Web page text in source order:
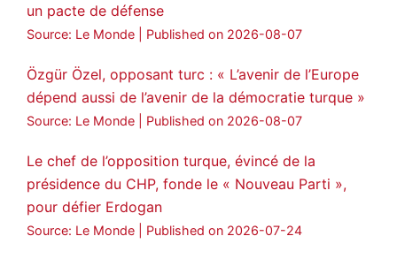
Amitiés kurdes de Bretagne a retweeté
MedyaNews @medyanews_ · 24 Jan 2025
🔴DEM Party Imrali delegation made a
statement on Abdullah Öcalan meeting
#AbdullahÖcalan #PeaceProcess
🔗https://medyanews.rs/h4lwBwQ
3
un pacte de défense
Source: Le Monde Published on 2026-08-07
Özgür Özel, opposant turc : « L’avenir de l’Europe
dépend aussi de l’avenir de la démocratie turque »
Source: Le Monde Published on 2026-08-07
Le chef de l’opposition turque, évincé de la
présidence du CHP, fonde le « Nouveau Parti »,
pour défier Erdogan
Source: Le Monde Published on 2026-07-24